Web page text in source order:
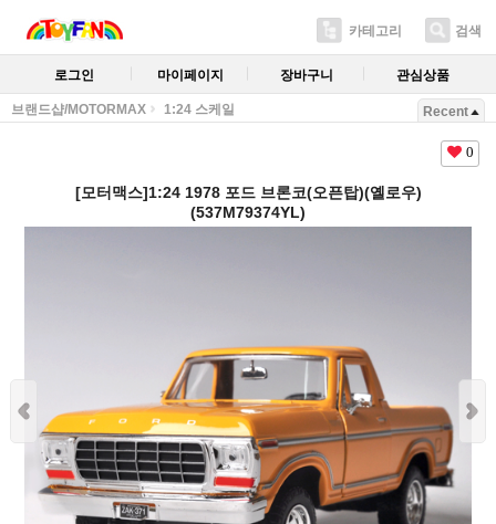
카테고리 검색
로그인 마이페이지 장바구니 관심상품
브랜드샵/MOTORMAX 1:24 스케일 Recent
0
[모터맥스]1:24 1978 포드 브론코(오픈탑)(옐로우)
(537M79374YL)